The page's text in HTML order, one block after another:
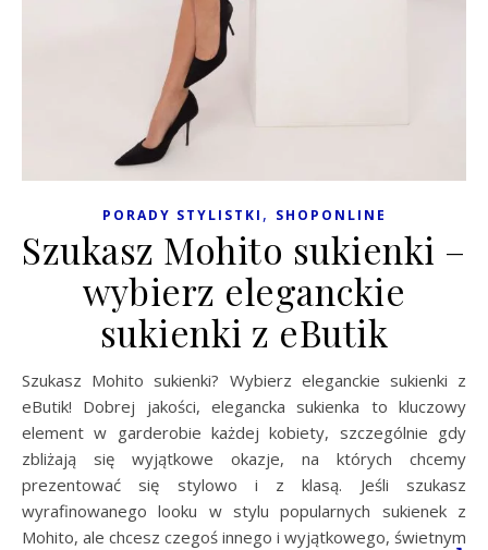
PORADY STYLISTKI , SHOPONLINE
Szukasz Mohito sukienki –
wybierz eleganckie
sukienki z eButik
Szukasz Mohito sukienki? Wybierz eleganckie sukienki z
eButik! Dobrej jakości, elegancka sukienka to kluczowy
element w garderobie każdej kobiety, szczególnie gdy
zbliżają się wyjątkowe okazje, na których chcemy
prezentować się stylowo i z klasą. Jeśli szukasz
wyrafinowanego looku w stylu popularnych sukienek z
Mohito, ale chcesz czegoś innego i wyjątkowego, świetnym